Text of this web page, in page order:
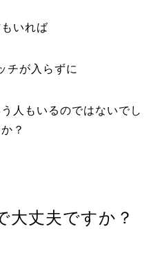
いれば
チが入らずに
人もいるのではないでし
？
大丈夫ですか？